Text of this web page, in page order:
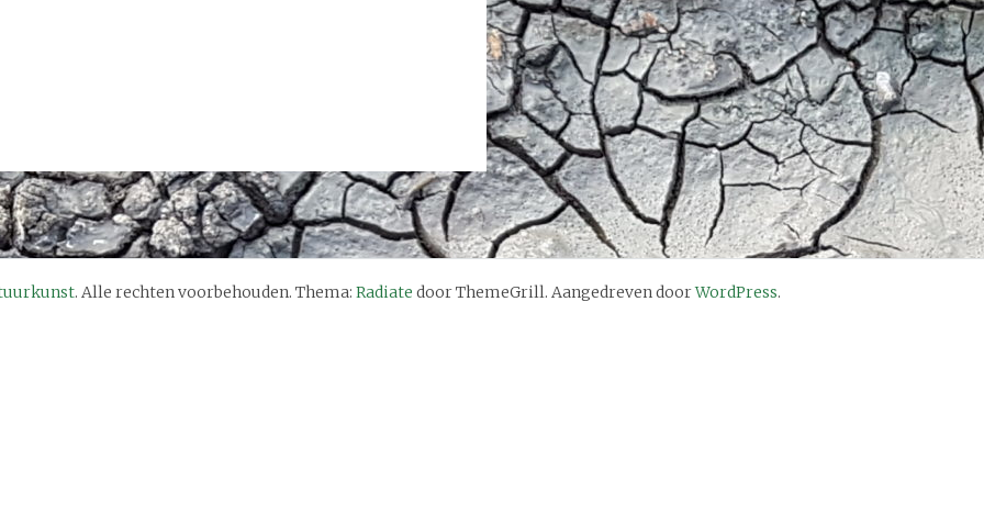
. Alle rechten voorbehouden. Thema: Radiate door ThemeGrill. Aangedreven doorWordPress.